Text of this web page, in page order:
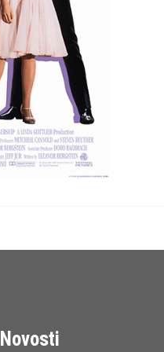
Novosti